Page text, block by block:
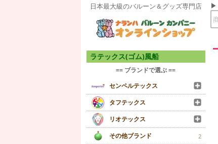
日本最大級のバルーン＆グッズ専門店
ラテックス(ゴム)風船
== ブランドで選ぶ ==
センペルテックス
タフテックス
リオテックス
その他ブランド
2